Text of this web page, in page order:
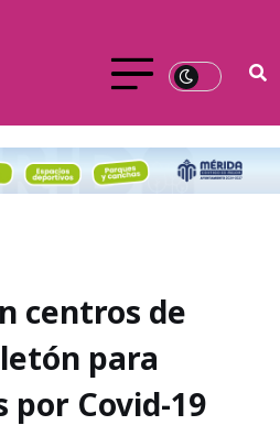
centros de
para
Covid-19